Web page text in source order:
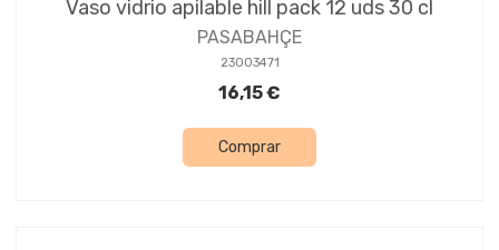
Vaso vidrio apilable hill pack 12 uds 30 cl
PASABAHÇE
23003471
16,15 €
Comprar